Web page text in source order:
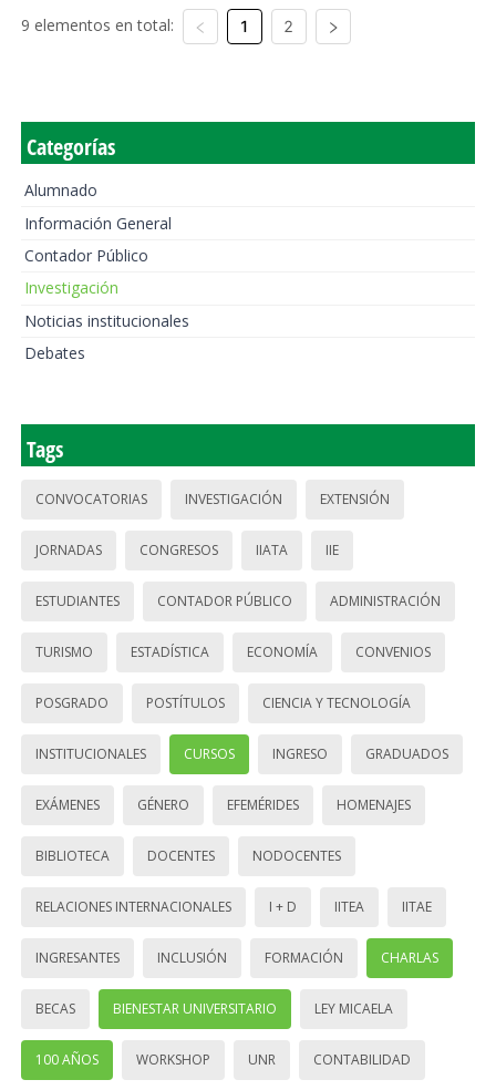
9 elementos en total: 1 2
Categorías
Alumnado
Información General
Contador Público
Investigación
Noticias institucionales
Debates
Tags
CONVOCATORIAS INVESTIGACIÓN EXTENSIÓN
JORNADAS CONGRESOS IIATA IIE
ESTUDIANTES CONTADOR PÚBLICO ADMINISTRACIÓN
TURISMO ESTADÍSTICA ECONOMÍA CONVENIOS
POSGRADO POSTÍTULOS CIENCIA Y TECNOLOGÍA
INSTITUCIONALES CURSOS INGRESO GRADUADOS
EXÁMENES GÉNERO EFEMÉRIDES HOMENAJES
BIBLIOTECA DOCENTES NODOCENTES
RELACIONES INTERNACIONALES I + D IITEA IITAE
INGRESANTES INCLUSIÓN FORMACIÓN CHARLAS
BECAS BIENESTAR UNIVERSITARIO LEY MICAELA
100 AÑOS WORKSHOP UNR CONTABILIDAD